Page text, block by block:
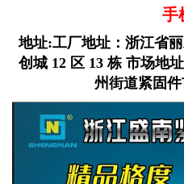
手
地址:工厂地址：浙江省
创城 12 区 13 栋 市场地
州街道紧固